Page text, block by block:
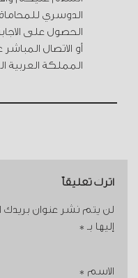
الدوسري
الحصول على
أو الاتصال
المملكة العربية
اترك تعليقاً
لن يتم نشر عنوان بريدك
إليها بـ *
الاسم *